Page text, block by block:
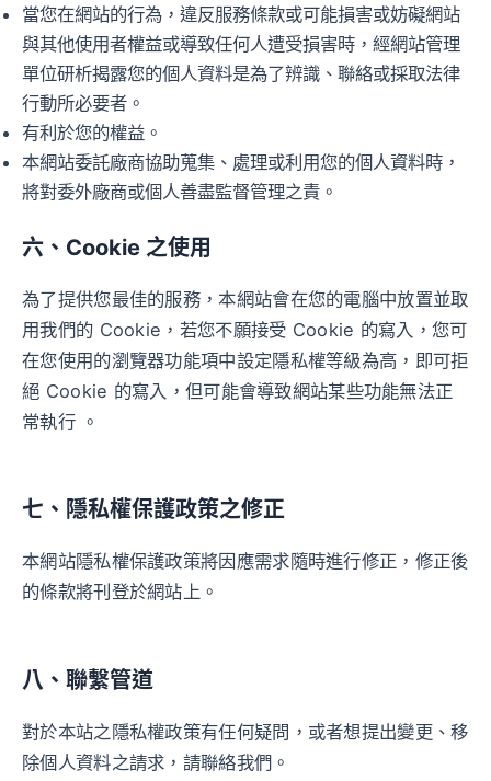
當您在網站的行為，違反服務條款或可能損害或妨礙網站
與其他使用者權益或導致任何人遭受損害時，經網站管理
單位研析揭露您的個人資料是為了辨識、聯絡或採取法律
行動所必要者。
有利於您的權益。
本網站委託廠商協助蒐集、處理或利用您的個人資料時，
將對委外廠商或個人善盡監督管理之責。
六、Cookie 之使用
為了提供您最佳的服務，本網站會在您的電腦中放置並取
用我們的 Cookie，若您不願接受 Cookie 的寫入，您可
在您使用的瀏覽器功能項中設定隱私權等級為高，即可拒
絕 Cookie 的寫入，但可能會導致網站某些功能無法正
常執行 。
七、隱私權保護政策之修正
本網站隱私權保護政策將因應需求隨時進行修正，修正後
的條款將刊登於網站上。
八、聯繫管道
對於本站之隱私權政策有任何疑問，或者想提出變更、移
除個人資料之請求，請聯絡我們。